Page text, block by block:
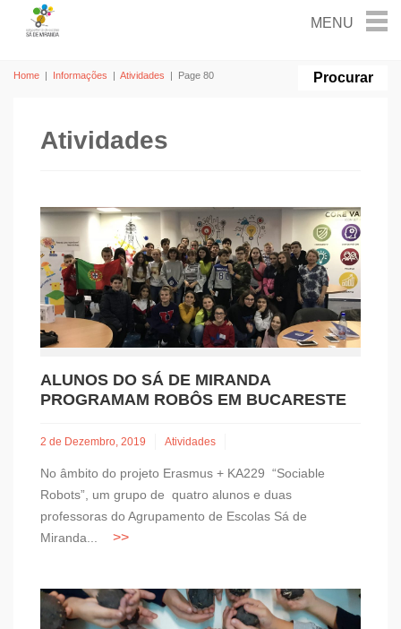
Home | Informações | Atividades | Page 80
Atividades
ALUNOS DO SÁ DE MIRANDA
PROGRAMAM ROBÔS EM BUCARESTE
2 de Dezembro, 2019 Atividades
No âmbito do projeto Erasmus + KA229 “Sociable
Robots”, um grupo de quatro alunos e duas
professoras do Agrupamento de Escolas Sá de
Miranda...